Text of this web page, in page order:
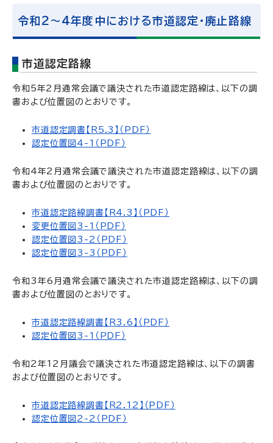
令和2～4年度中における市道認定・廃止路線
市道認定路線
令和5年2月通常会議で議決された市道認定路線は、以下の調
書および位置図のとおりです。
市道認定調書【R5.3】（PDF）
認定位置図4-1（PDF）
令和4年2月通常会議で議決された市道認定路線は、以下の調
書および位置図のとおりです。
市道認定路線調書【R4.3】（PDF）
変更位置図3-1（PDF）
認定位置図3-2（PDF）
認定位置図3-3（PDF）
令和3年6月通常会議で議決された市道認定路線は、以下の調
書および位置図のとおりです。
市道認定路線調書【R3.6】（PDF）
認定位置図3-1（PDF）
令和2年12月議会で議決された市道認定路線は、以下の調書
および位置図のとおりです。
市道認定路線調書【R2.12】（PDF）
認定位置図2-2（PDF）